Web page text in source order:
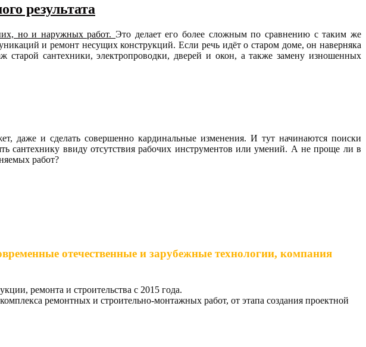
результата
но и наружных работ.Это делает его более сложным по сравнению с таким же
и ремонт несущих конструкций. Если речь идёт о старом доме, он наверняка
сантехники, электропроводки, дверей и окон, а также замену изношенных
даже и сделать совершенно кардинальные изменения. И тут начинаются поиски
сантехнику ввиду отсутствия рабочих инструментов или умений. А не проще ли в
работ?
отечественные и зарубежные технологии, компания
ремонта и строительства с 2015 года.
ремонтных и строительно-монтажных работ, от этапа создания проектной